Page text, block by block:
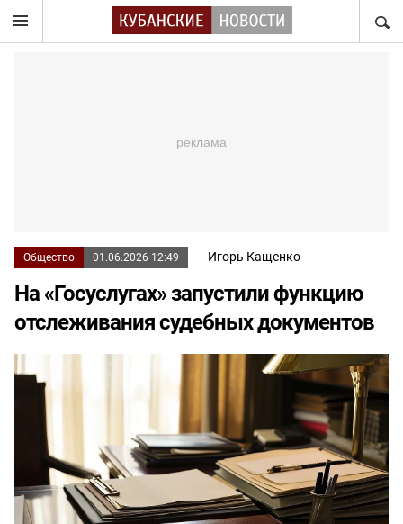
Общество 01.06.2026 12:49 Игорь Кащенко
На «Госуслугах» запустили функцию
отслеживания судебных документов